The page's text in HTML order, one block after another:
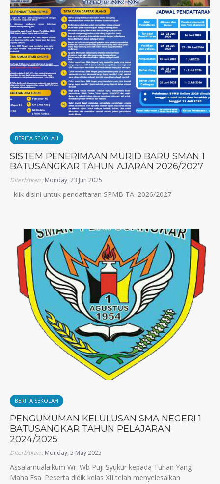
BERITA SEKOLAH
SISTEM PENERIMAAN MURID BARU SMAN 1
BATUSANGKAR TAHUN AJARAN 2026/2027
Diterbitkan :Monday, 23 Jun 2025
klik disini untuk pendaftaran SPMB TA. 2026/2027
BERITA SEKOLAH
PENGUMUMAN KELULUSAN SMA NEGERI 1
BATUSANGKAR TAHUN PELAJARAN
2024/2025
Diterbitkan :Monday, 5 May 2025
Assalamualaikum Wr. Wb Puji Syukur kepada Tuhan Yang
Maha Esa. Peserta didik kelas XII telah menyelesaikan